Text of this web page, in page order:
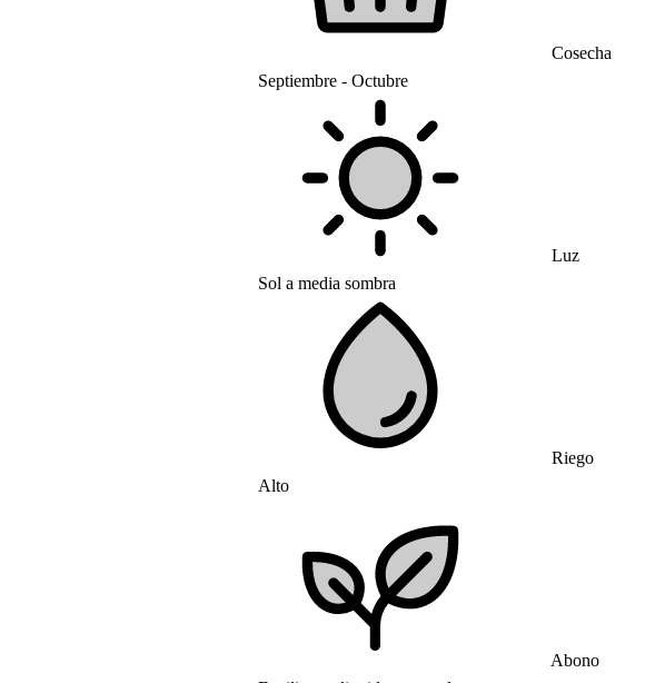
Cosecha
Septiembre - Octubre
Luz
Sol a media sombra
Riego
Alto
Abono